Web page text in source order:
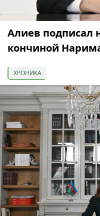
Алиев подписал
кончиной
ХРОНИКА